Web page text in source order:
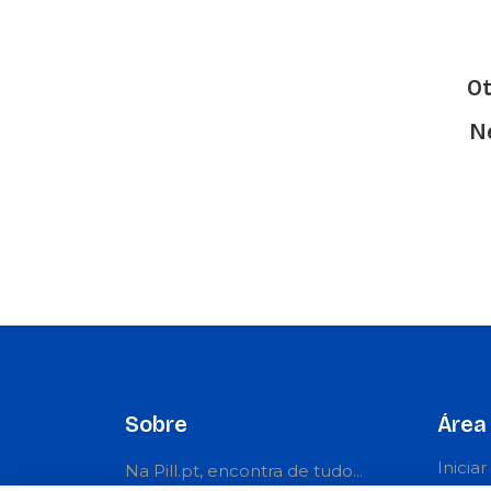
Sobre
Na Pill.pt, encontra de tudo...
Iniciar